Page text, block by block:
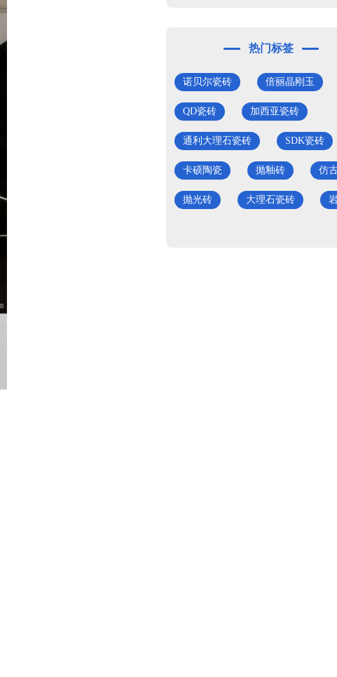
热门标签
诺贝尔瓷砖 倍丽晶刚玉
QD瓷砖 加西亚瓷砖
通利大理石瓷砖 SDK瓷砖
卡硕陶瓷 抛釉砖 仿
抛光砖 大理石瓷砖